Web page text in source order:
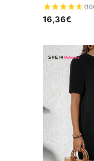
16,36€